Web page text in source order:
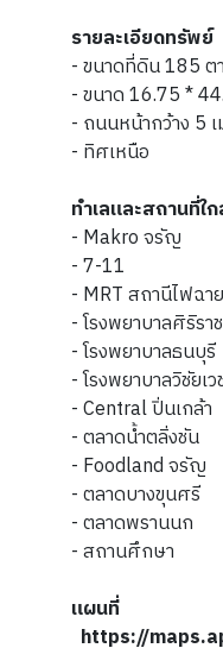
รายละเอียดทรัพย์
- ขนาดที่ดิน 185 ต
- ขนาด 16.75 *
- ถนนหน้ากว้าง 5
- ทิศเหนือ
ทำเลและสถานที่ใ
- Makro จรัญ
- 7-11
- MRT สถานีไฟฉาย
- โรงพยาบาลศิริราช
- โรงพยาบาลธนบุรี
- โรงพยาบาลวิชัยเว
- Central ปิ่นเกล้า
- ตลาดน้ำตลิ่งชัน
- Foodland จรัญ
- ตลาดบางขุนศรี
- ตลาดพรานนก
- สถานศึกษา
แผนที่
https://